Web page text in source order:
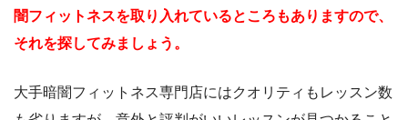
闇フィットネスを取り入れているところもありますので、
それを探してみましょう。
大手暗闇フィットネス専門店にはクオリティもレッスン数